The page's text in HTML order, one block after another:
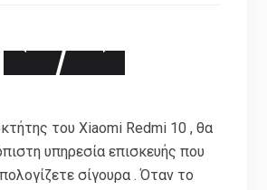
του Xiaomi Redmi 10 , θα
υπηρεσία επισκευής που
σίγουρα . Όταν το